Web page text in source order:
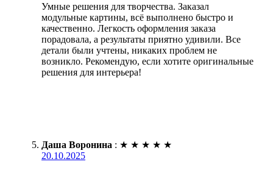
Умные решения для творчества. Заказал
модульные картины, всё выполнено быстро и
качественно. Легкость оформления заказа
порадовала, а результаты приятно удивили. Все
детали были учтены, никаких проблем не
возникло. Рекомендую, если хотите оригинальные
решения для интерьера!
Даша Воронина : ★ ★ ★ ★ ★
20.10.2025